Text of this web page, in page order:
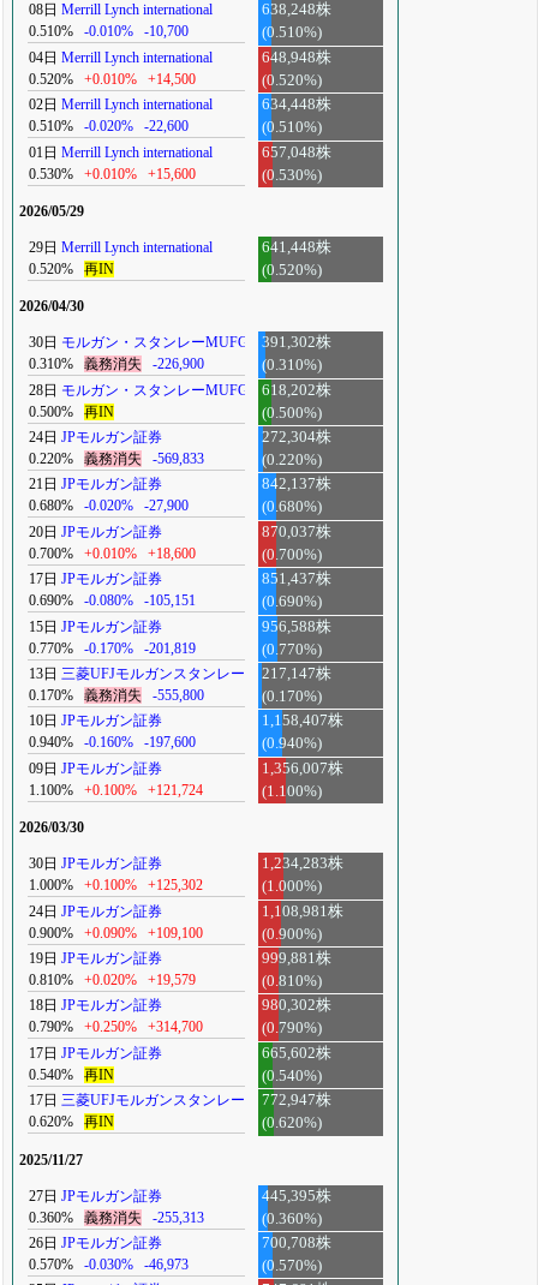
08日 Merrill Lynch international
0.510%
-0.010% -10,700
638,248株
(0.510%)
04日 Merrill Lynch international
0.520%
+0.010% +14,500
648,948株
(0.520%)
02日 Merrill Lynch international
0.510%
-0.020% -22,600
634,448株
(0.510%)
01日 Merrill Lynch international
0.530%
+0.010% +15,600
657,048株
(0.530%)
2026/05/29
29日 Merrill Lynch international
0.520%
再IN
641,448株
(0.520%)
2026/04/30
30日 モルガン・スタンレーMUFG
0.310%
義務消失 -226,900
391,302株
(0.310%)
28日 モルガン・スタンレーMUFG
0.500%
再IN
618,202株
(0.500%)
24日 JPモルガン証券
0.220%
義務消失 -569,833
272,304株
(0.220%)
21日 JPモルガン証券
0.680%
-0.020% -27,900
842,137株
(0.680%)
20日 JPモルガン証券
0.700%
+0.010% +18,600
870,037株
(0.700%)
17日 JPモルガン証券
0.690%
-0.080% -105,151
851,437株
(0.690%)
15日 JPモルガン証券
0.770%
-0.170% -201,819
956,588株
(0.770%)
13日 三菱UFJモルガンスタンレー
0.170%
義務消失 -555,800
217,147株
(0.170%)
10日 JPモルガン証券
0.940%
-0.160% -197,600
1,158,407株
(0.940%)
09日 JPモルガン証券
1.100%
+0.100% +121,724
1,356,007株
(1.100%)
2026/03/30
30日 JPモルガン証券
1.000%
+0.100% +125,302
1,234,283株
(1.000%)
24日 JPモルガン証券
0.900%
+0.090% +109,100
1,108,981株
(0.900%)
19日 JPモルガン証券
0.810%
+0.020% +19,579
999,881株
(0.810%)
18日 JPモルガン証券
0.790%
+0.250% +314,700
980,302株
(0.790%)
17日 JPモルガン証券
0.540%
再IN
665,602株
(0.540%)
17日 三菱UFJモルガンスタンレー
0.620%
再IN
772,947株
(0.620%)
2025/11/27
27日 JPモルガン証券
0.360%
義務消失 -255,313
445,395株
(0.360%)
26日 JPモルガン証券
0.570%
-0.030% -46,973
700,708株
(0.570%)